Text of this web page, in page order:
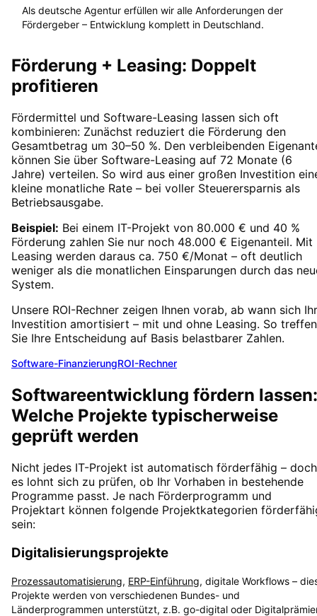
Als deutsche Agentur erfüllen wir alle Anforderungen der
Fördergeber – Entwicklung komplett in Deutschland.
Förderung + Leasing: Doppelt
profitieren
Fördermittel und Software-Leasing lassen sich oft
kombinieren: Zunächst reduziert die Förderung den
Gesamtbetrag um 30–50 %. Den verbleibenden
können Sie über Software-Leasing auf 72 Monate (6
Jahre) verteilen. So wird aus einer großen Investition
kleine monatliche Rate – bei voller Steuerersparnis als
Betriebsausgabe.
Beispiel: Bei einem IT-Projekt von 80.000 € und 40 %
Förderung zahlen Sie nur noch 48.000 € Eigenanteil. Mit
Leasing werden daraus ca. 750 €/Monat – oft deutlich
weniger als die monatlichen Einsparungen durch das
System.
Unsere ROI-Rechner zeigen Ihnen vorab, ab wann sich
Investition amortisiert – mit und ohne Leasing. So treffen
Sie Ihre Entscheidung auf Basis belastbarer Zahlen.
Software-FinanzierungROI-Rechner
Softwareentwicklung fördern lassen:
Welche Projekte typischerweise
geprüft werden
Nicht jedes IT-Projekt ist automatisch förderfähig – doch
es lohnt sich zu prüfen, ob Ihr Vorhaben in bestehende
Programme passt. Je nach Förderprogramm und
Projektart können folgende Projektkategorien
sein:
Digitalisierungsprojekte
Prozessautomatisierung, ERP-Einführung, digitale Workflows –
Projekte werden von verschiedenen Bundes- und
Länderprogrammen unterstützt, z.B. go-digital oder